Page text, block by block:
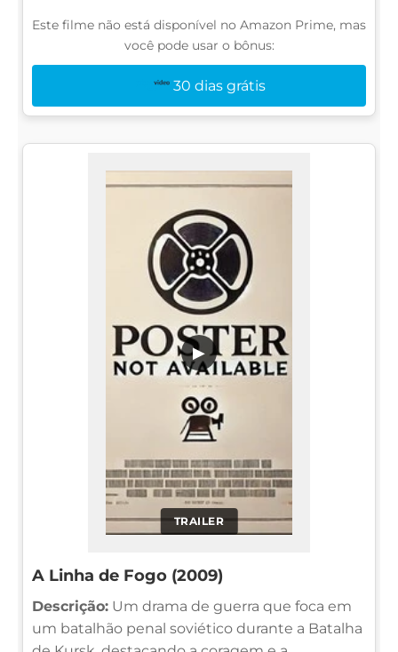
Este filme não está disponível no Amazon Prime, mas
você pode usar o bônus:
30 dias grátis
TRAILER
▶
A Linha de Fogo (2009)
Descrição: Um drama de guerra que foca em
um batalhão penal soviético durante a Batalha